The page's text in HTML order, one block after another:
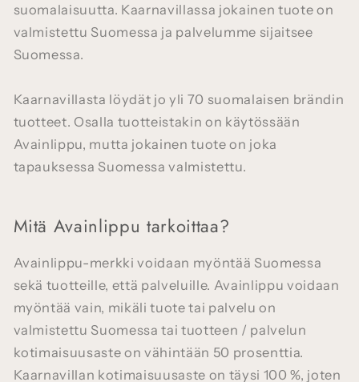
suomalaisuutta. Kaarnavillassa jokainen tuote on
valmistettu Suomessa ja palvelumme sijaitsee
Suomessa.
Kaarnavillasta löydät jo yli 70 suomalaisen brändin
tuotteet. Osalla tuotteistakin on käytössään
Avainlippu, mutta jokainen tuote on joka
tapauksessa Suomessa valmistettu.
Mitä Avainlippu tarkoittaa?
Avainlippu-merkki voidaan myöntää Suomessa
sekä tuotteille, että palveluille. Avainlippu voidaan
myöntää vain, mikäli tuote tai palvelu on
valmistettu Suomessa tai tuotteen / palvelun
kotimaisuusaste on vähintään 50 prosenttia.
Kaarnavillan kotimaisuusaste on täysi 100 %, joten